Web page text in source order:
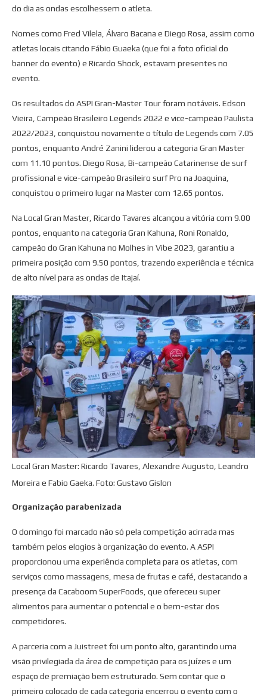
do dia as ondas escolhessem o atleta.
Nomes como Fred Vilela, Álvaro Bacana e Diego Rosa, assim como
atletas locais citando Fábio Guaeka (que foi a foto oficial do
banner do evento) e Ricardo Shock, estavam presentes no
evento.
Os resultados do ASPI Gran-Master Tour foram notáveis. Edson
Vieira, Campeão Brasileiro Legends 2022 e vice-campeão Paulista
2022/2023, conquistou novamente o título de Legends com 7.05
pontos, enquanto André Zanini liderou a categoria Gran Master
com 11.10 pontos. Diego Rosa, Bi-campeão Catarinense de surf
profissional e vice-campeão Brasileiro surf Pro na Joaquina,
conquistou o primeiro lugar na Master com 12.65 pontos.
Na Local Gran Master, Ricardo Tavares alcançou a vitória com 9.00
pontos, enquanto na categoria Gran Kahuna, Roni Ronaldo,
campeão do Gran Kahuna no Molhes in Vibe 2023, garantiu a
primeira posição com 9.50 pontos, trazendo experiência e técnica
de alto nível para as ondas de Itajaí.
Local Gran Master: Ricardo Tavares, Alexandre Augusto, Leandro
Moreira e Fabio Gaeka. Foto: Gustavo Gislon
Organização parabenizada
O domingo foi marcado não só pela competição acirrada mas
também pelos elogios à organização do evento. A ASPI
proporcionou uma experiência completa para os atletas, com
serviços como massagens, mesa de frutas e café, destacando a
presença da Cacaboom SuperFoods, que ofereceu super
alimentos para aumentar o potencial e o bem-estar dos
competidores.
A parceria com a Juistreet foi um ponto alto, garantindo uma
visão privilegiada da área de competição para os juízes e um
espaço de premiação bem estruturado. Sem contar que o
primeiro colocado de cada categoria encerrou o evento com o